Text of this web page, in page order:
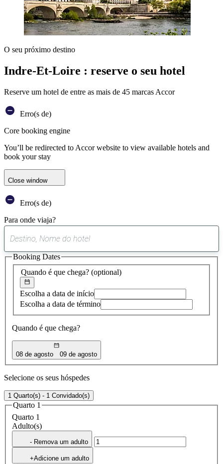
O seu próximo destino
Indre-Et-Loire : reserve o seu hotel
Reserve um hotel de entre as mais de 45 marcas Accor
Erro(s de)
Core booking engine
You’ll be redirected to Accor website to view available hotels and
book your stay
Close window
Erro(s de)
Para onde viaja?
sugestão
encontrada
Quando é que chega? (optional)
Escolha a data de início
Escolha a data de término
Quando é que chega?
08 de agosto 09 de agosto
Booking Dates
Selecione os seus hóspedes
1 Quarto(s) - 1 Convidado(s)
Quarto 1
Quarto 1
Adulto(s)
- Remova um adulto
+Adicione um adulto